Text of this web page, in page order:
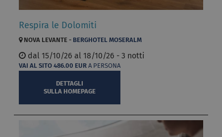
VAI AL SITO 486.00 EURA PERSONA
DETTAGLI
SULLA HOMEPAGE
Respira le Dolomiti
NOVA LEVANTE - BERGHOTEL MOSERALM
dal 15/10/26 al 18/10/26 - 3 notti